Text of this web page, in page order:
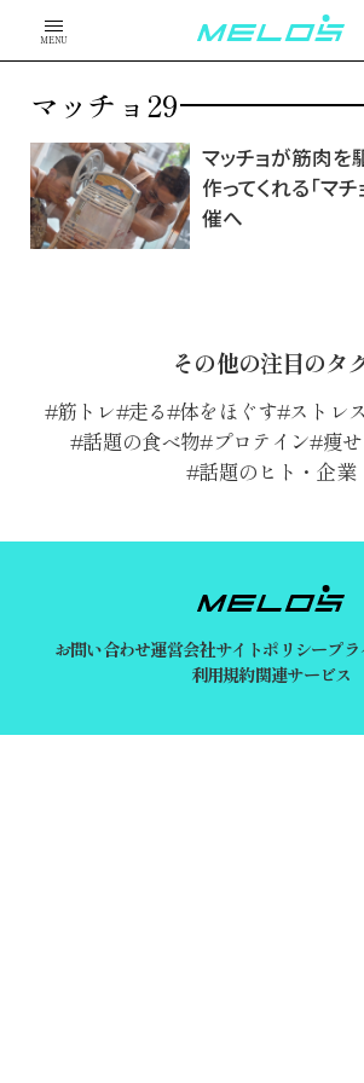
MENU
マッチョ29
マッチョが筋肉を
作ってくれる「マ
催へ
その他の注目のタ
筋トレ 走る 体をほぐす ストレ
話題の食べ物 プロテイン 痩
話題のヒト・企業
お問い合わせ運営会社サイトポリシープ
利用規約関連サービス